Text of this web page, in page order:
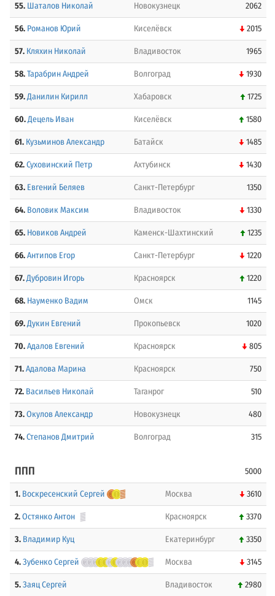
55. Шаталов Николай Новокузнецк 2062
56. Романов Юрий Киселёвск 2015
57. Кляхин Николай Владивосток 1965
58.Тарабрин Андрей Волгоград 1930
59.Данилин Кирилл Хабаровск 1725
60.Децель Иван Киселёвск 1580
61. Кузьминов Александр Батайск 1485
62.Суховинский Петр Ахтубинск 1430
63. Евгений Беляев Санкт-Петербург 1350
64. Воловик Максим Владивосток 1330
65. Новиков Андрей Каменск-Шахтинский 1235
66.Антипов Егор Санкт-Петербург 1220
67.Дубровин Игорь Красноярск 1220
68. Науменко Вадим Омск 1145
69.Дукин Евгений Прокопьевск 1020
70.Адалов Евгений Красноярск 805
71.Адалова Марина Красноярск 750
72. Васильев Николай Таганрог 510
73.Окулов Александр Новокузнецк 480
74.Степанов Дмитрий Волгоград 315
ППП 5000
1. Воскресенский Сергей Москва 3610
2.Остянко Антон Красноярск 3370
3. Владимир Куц Екатеринбург 3350
4.Зубенко Сергей Москва 3145
5.Заяц Сергей Владивосток 2980